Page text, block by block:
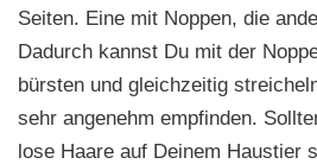
Seiten. Eine mit Noppen, die
Dadurch kannst Du mit der
bürsten und gleichzeitig
sehr angenehm empfinden.
lose Haare auf Deinem Haustier